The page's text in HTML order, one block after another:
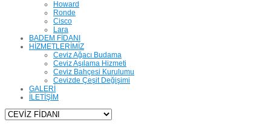
Howard
Ronde
Cisco
Lara
BADEM FİDANI
HİZMETLERİMİZ
Ceviz Ağacı Budama
Ceviz Aşılama Hizmeti
Ceviz Bahçesi Kurulumu
Cevizde Çeşit Değişimi
GALERİ
İLETİŞİM